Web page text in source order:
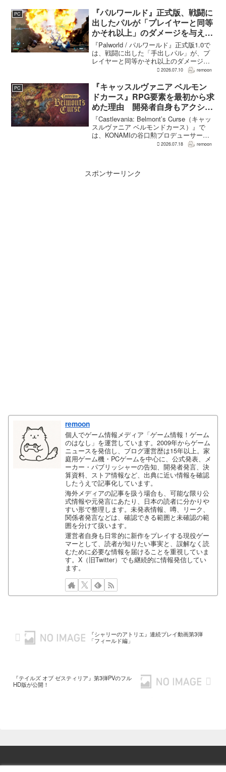
追加される12種類のユニークダンジョン
「忘れられた試...
PC
『パルワールド』正式版、戦闘に
出したパルが「プレイヤーと同等
かそれ以上」のダメージを与えら
れるように
『Palworld / パルワールド』正式版1.0で
は、戦闘に出した「手出しパル」が、プ
レイヤーと同等かそれ以上のダメージを
敵に与えられるようになった。ほぼすべ
挙動、クールダウン時間、使いやすさが
見直され...
2026.07.10 remoon
PC
『キャッスルヴァニア ベルモン
ドカース』RPG要素を最初から求
めた理由 開発者自身もアクショ
ンのつらさを実感
『Castlevania: Belmont’s Curse（キャッ
スルヴァニア ベルモンドカース）』で
は、KONAMIの谷口勲プロデューサー
が、レベルアップを含むRPG的システム
2026.07.18 remoon
スポンサーリンク
remoon
個人でゲーム情報メディア「ゲーム情報！ゲーム
のはなし」を運営しています。2009年からゲーム
ニュースを発信し、ブログ運営歴は15年以上。家
庭用ゲーム機・PCゲームを中心に、公式発表、メ
ーカー・パブリッシャーの告知、開発者発言、決
算資料、ストア情報など、出典に近い情報を確認
したうえで記事化しています。
海外メディアの記事を扱う場合も、可能な限り公
式情報や元発言にあたり、日本の読者に分かりや
すい形で整理します。未発表情報、噂、リーク、
関係者発言などは、確認できる範囲と未確認の範
囲を分けて扱います。
運営者自身も日常的に新作をプレイする現役ゲー
マーとして、読者が知りたい事実と、誤解なく読
むために必要な情報を届けることを重視していま
す。X（旧Twitter）でも継続的に情報発信してい
ます。
『シャリーのアトリエ』連続プレイ動画第3弾
「フィールド編」
『テイルズ オブ ゼスティリア』第3弾PVのフル
HD版が公開！